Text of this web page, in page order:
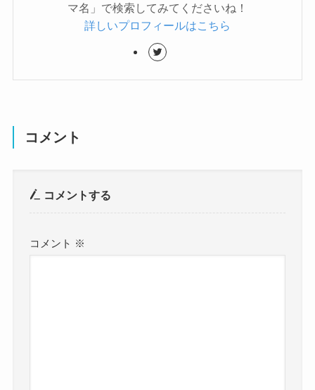
マ名」で検索してみてくださいね！
詳しいプロフィールはこちら
コメント
コメントする
コメント ※